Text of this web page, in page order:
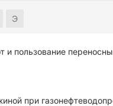
Э
и пользование
при